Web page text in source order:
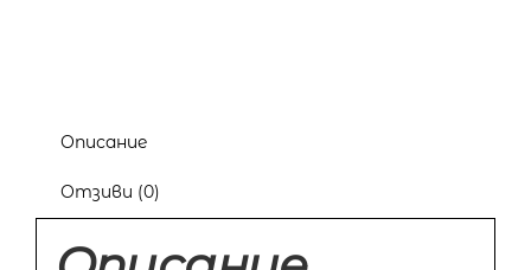
Описание
Отзиви (0)